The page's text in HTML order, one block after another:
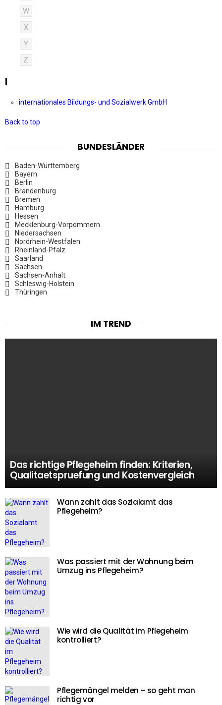
W
X
Y
Z
I
internationales Bildungs- und Sozialwerk GmbH
Back to top
BUNDESLÄNDER
Baden-Württemberg
Bayern
Berlin
Brandenburg
Bremen
Hamburg
Hessen
Mecklenburg-Vorpommern
Niedersachsen
Nordrhein-Westfalen
Rheinland-Pfalz
Saarland
Sachsen
Sachsen-Anhalt
Schleswig-Holstein
Thüringen
IM TREND
Das richtige Pflegeheim finden: Kriterien,
Qualitaetspruefung und Kostenvergleich
Wann zahlt das Sozialamt das
Pflegeheim?
Was passiert mit der Wohnung beim
Umzug ins Pflegeheim?
Wie wird die Qualität im Pflegeheim
kontrolliert?
Pflegemängel melden – so geht man
richtig vor